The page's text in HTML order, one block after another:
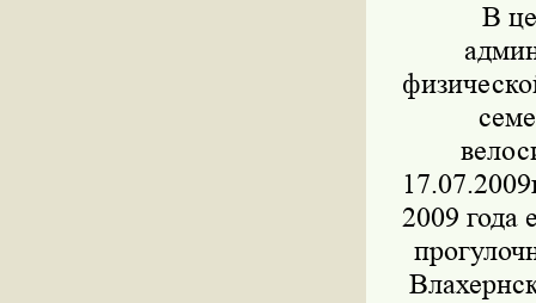
В
2009 года